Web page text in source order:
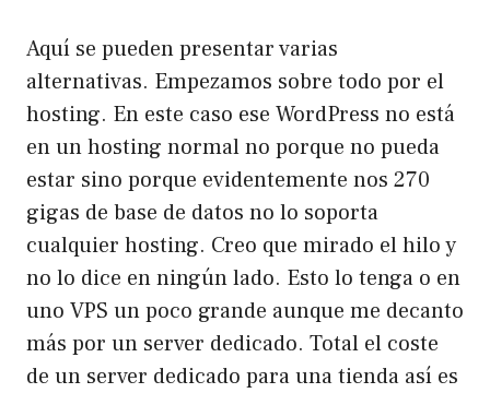
Aquí se pueden presentar varias
alternativas. Empezamos sobre todo por el
hosting. En este caso ese WordPress no está
en un hosting normal no porque no pueda
estar sino porque evidentemente nos 270
gigas de base de datos no lo soporta
cualquier hosting. Creo que mirado el hilo y
no lo dice en ningún lado. Esto lo tenga o en
uno VPS un poco grande aunque me decanto
más por un server dedicado. Total el coste
de un server dedicado para una tienda así es